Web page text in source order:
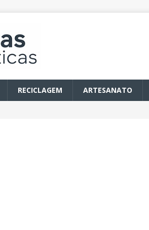
RECICLAGEM ARTESANATO